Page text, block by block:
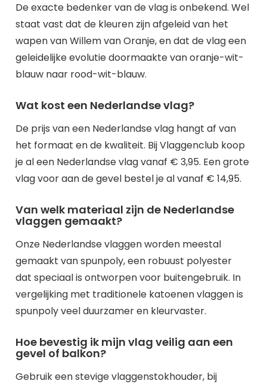
De exacte bedenker van de vlag is onbekend. Wel
staat vast dat de kleuren zijn afgeleid van het
wapen van Willem van Oranje, en dat de vlag een
geleidelijke evolutie doormaakte van oranje-wit-
blauw naar rood-wit-blauw.
Wat kost een Nederlandse vlag?
De prijs van een Nederlandse vlag hangt af van
het formaat en de kwaliteit. Bij Vlaggenclub koop
je al een Nederlandse vlag vanaf € 3,95. Een grote
vlag voor aan de gevel bestel je al vanaf € 14,95.
Van welk materiaal zijn de Nederlandse
vlaggen gemaakt?
Onze Nederlandse vlaggen worden meestal
gemaakt van spunpoly, een robuust polyester
dat speciaal is ontworpen voor buitengebruik. In
vergelijking met traditionele katoenen vlaggen is
spunpoly veel duurzamer en kleurvaster.
Hoe bevestig ik mijn vlag veilig aan een
gevel of balkon?
Gebruik een stevige vlaggenstokhouder, bij